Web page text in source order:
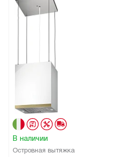
В наличии
Островная вытяжка